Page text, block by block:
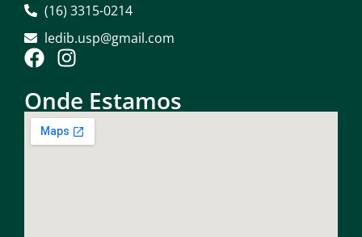
(16) 3315-0214
ledib.usp@gmail.com
Onde Estamos